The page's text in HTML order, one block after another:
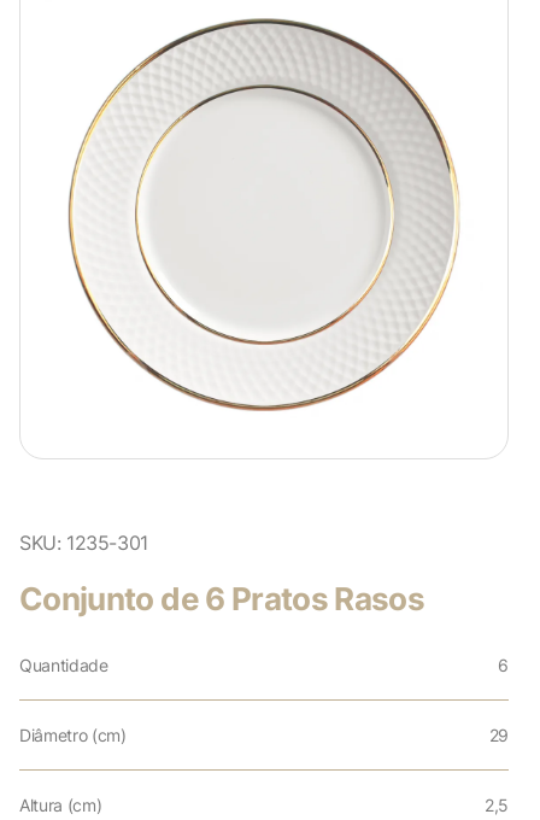
SKU: 1235-301
Conjunto de 6 Pratos Rasos
Quantidade 6
Diâmetro (cm) 29
Altura (cm) 2,5